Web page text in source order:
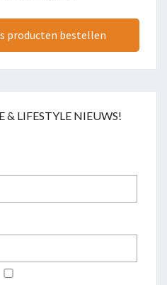
producten bestellen
LIFESTYLE NIEUWS!